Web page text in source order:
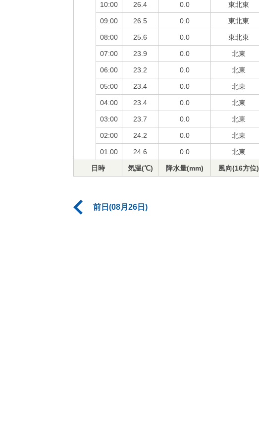
10:00 26.4 0.0 東北東
09:00 26.5 0.0 東北東
08:00 25.6 0.0 東北東
07:00 23.9 0.0 北東
06:00 23.2 0.0 北東
05:00 23.4 0.0 北東
04:00 23.4 0.0 北東
03:00 23.7 0.0 北東
02:00 24.2 0.0 北東
01:00 24.6 0.0 北東
日時 気温(℃) 降水量(mm) 風向(16方位)
前日(08月26日)